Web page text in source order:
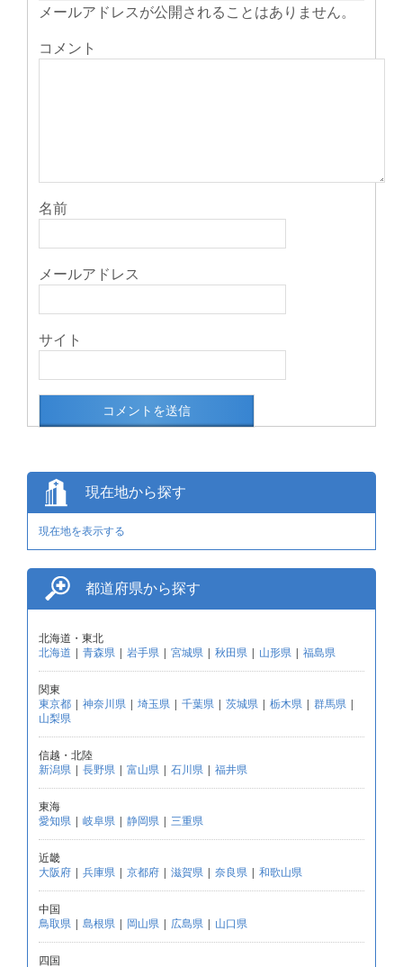
き
ま
メールアドレスが公開されることはありません。
コメント
名前
メールアドレス
サイト
現在地から探す
現在地を表示する
都道府県から探す
北海道・東北
北海道 | 青森県 | 岩手県 | 宮城県 | 秋田県 | 山形県 | 福島県
関東
東京都 | 神奈川県 | 埼玉県 | 千葉県 | 茨城県 | 栃木県 | 群馬県 |
山梨県
信越・北陸
新潟県 | 長野県 | 富山県 | 石川県 | 福井県
東海
愛知県 | 岐阜県 | 静岡県 | 三重県
近畿
大阪府 | 兵庫県 | 京都府 | 滋賀県 | 奈良県 | 和歌山県
中国
鳥取県 | 島根県 | 岡山県 | 広島県 | 山口県
四国